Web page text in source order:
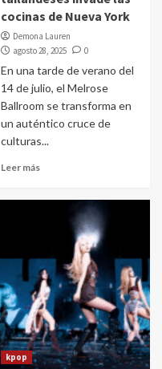
cocinas de Nueva York
Demona Lauren
agosto 28, 2025
0
En una tarde de verano del
14 de julio, el Melrose
Ballroom se transforma en
un auténtico cruce de
culturas...
Leer más
kpop